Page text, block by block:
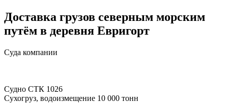
Доставка грузов северным морским
путём в деревня Евригорт
Суда компании
Судно СТК 1026
Сухогруз, водоизмещение 10 000 тонн